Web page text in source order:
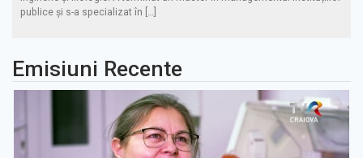
publice și s-a specializat în […]
Emisiuni Recente